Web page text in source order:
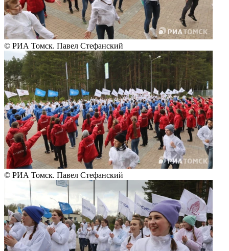
© РИА Томск. Павел Стефанский
© РИА Томск. Павел Стефанский